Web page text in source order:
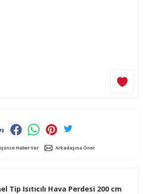
Haber Ver Arkadaşına Öner
Tip Isıtıcılı Hava Perdesi 200 cm